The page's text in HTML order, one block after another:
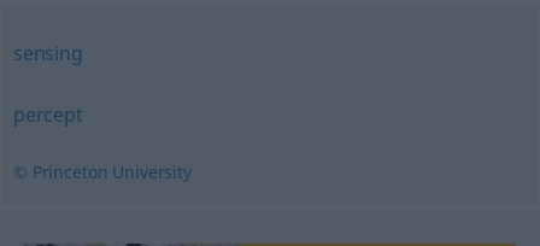
sensing
percept
© Princeton University